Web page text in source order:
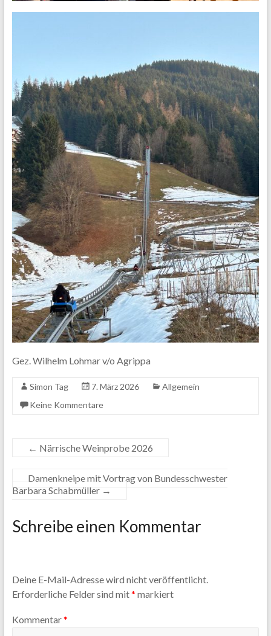
Gez. Wilhelm Lohmar v/o Agrippa
Simon Tag 7. März 2026
Allgemein
Keine Kommentare
← Närrische Weinprobe 2026
Damenkneipe mit Vortrag von Bundesschwester
Barbara Schabmüller →
Schreibe einen Kommentar
Deine E-Mail-Adresse wird nicht veröffentlicht.
Erforderliche Felder sind mit* markiert
Kommentar*